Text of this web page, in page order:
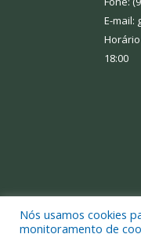
E-mail:
Horário
18:00
Todos
Nós usamos cookies
monitoramento de